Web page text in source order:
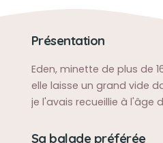
Présentation
Eden, minette de plus de
elle laisse un grand vide
je l'avais recueillie à l'âge
Sa balade préférée